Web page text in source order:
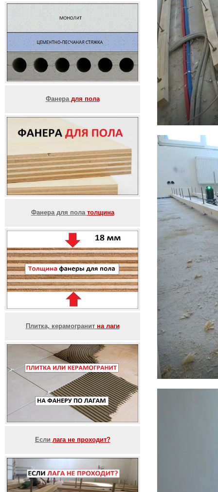
Фанера для пола
Фанера для пола толщина
Плитка, керамогранит на лаги
Если лага не проходит?